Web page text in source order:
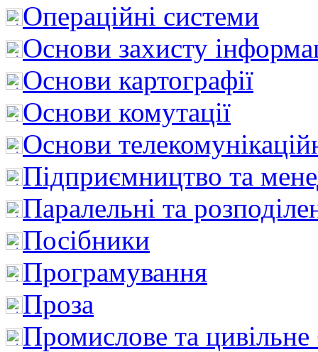
Операційні системи
Основи захисту
Основи картографії
Основи комутації
Основи
Підприємництво та
Паралельні та
Посібники
Програмування
Проза
Промислове та цивільне